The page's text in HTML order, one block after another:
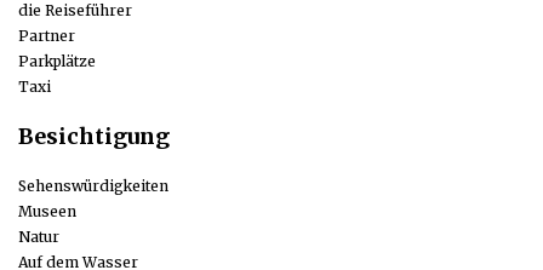
die Reiseführer
Partner
Parkplätze
Taxi
Besichtigung
Sehenswürdigkeiten
Museen
Natur
Auf dem Wasser